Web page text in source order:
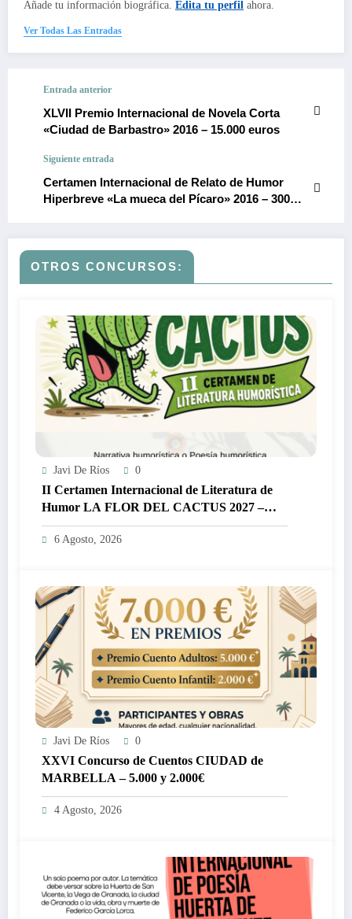
Añade tu información biográfica. Edita tu perfil ahora.
Ver Todas Las Entradas
Entrada anterior
XLVII Premio Internacional de Novela Corta
«Ciudad de Barbastro» 2016 – 15.000 euros
Siguiente entrada
Certamen Internacional de Relato de Humor
Hiperbreve «La mueca del Pícaro» 2016 – 300
OTROS CONCURSOS:
Javi De Ríos 0
II Certamen Internacional de Literatura de
Humor LA FLOR DEL CACTUS 2027 –
3.000€
6 Agosto, 2026
Javi De Ríos 0
XXVI Concurso de Cuentos CIUDAD de
MARBELLA – 5.000 y 2.000€
4 Agosto, 2026